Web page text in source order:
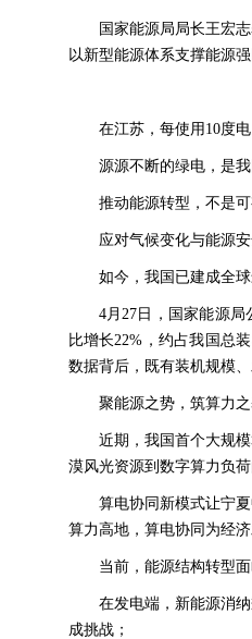
国家能源局局长王宏
以新型能源体系支撑能源
在江苏，每使用10度
源源不断的绿电，是
推动能源转型，不是可
应对气候变化与能源
如今，我国已建成全
4月27日，国家能源局
比增长22%，约占我国总
数据背后，既有装机规模
聚能源之势，筑算力
近期，我国首个大规
漠风光资源到数字算力负荷
算电协同新模式让宁
算力高地，算电协同为经济
当前，能源结构转型面
在发电端，新能源消
成挑战；